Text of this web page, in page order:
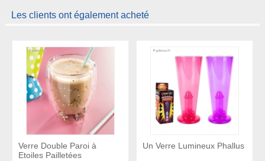
Les clients ont également acheté
Verre Double Paroi à
Etoiles Pailletées
Un Verre Lumineux Phallus